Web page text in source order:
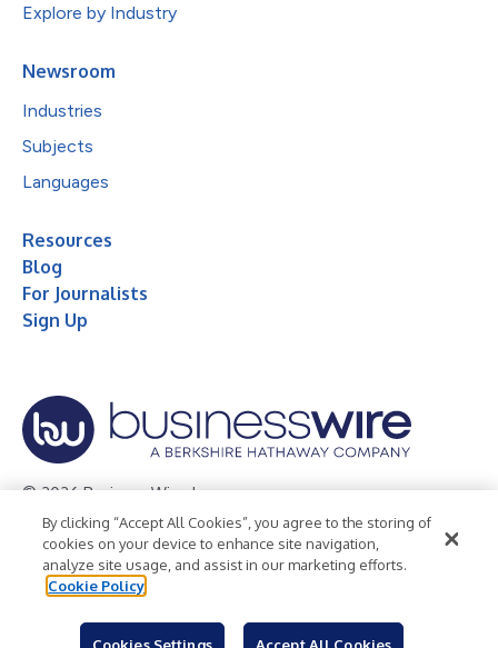
Explore by Industry
Newsroom
Industries
Subjects
Languages
Resources
Blog
For Journalists
Sign Up
© 2026 Business Wire, Inc.
Privacy Policy Cookie Policy
Accessibility Statement
Terms of Use
Legal
By clicking “Accept All Cookies”, you agree to the storing of
cookies on your device to enhance site navigation,
analyze site usage, and assist in our marketing efforts.
Cookie Policy